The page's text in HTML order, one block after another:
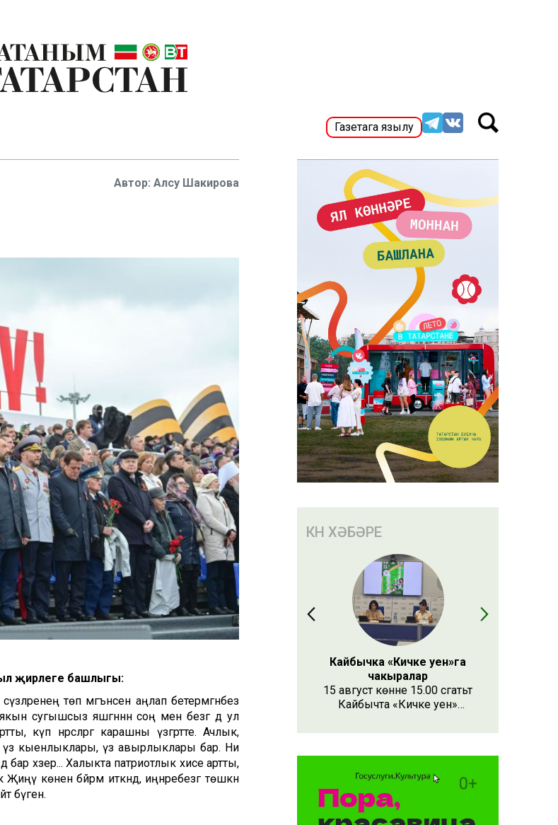
Газетага язылу
Алсу Шакирова
җирлеге башлыгы:
төп мәгънәсен аңлап бетермәгәнбез
сугышсыз яшәгәннән соң менә безгә дә ул
күп нәрсәләргә карашны үзгәртте. Ачлык,
үз кыенлыклары, үз авырлыклары бар. Ни
хәзер... Халыкта патриотлык хисе артты,
көнен бәйрәм иткәндә, иңнәребезгә төшкән
бүген.
КӨН ХӘБӘРЕ
Кайбычка «Кичке уен»га
чакыралар
15 август көнне 15.00 сәгатьтә
Кайбычта «Кичке уен»
узачак. Анда республиканың
күрше Чувашия, Мари Эл
республикаларыннан иҗат
коллективлары катнаша.